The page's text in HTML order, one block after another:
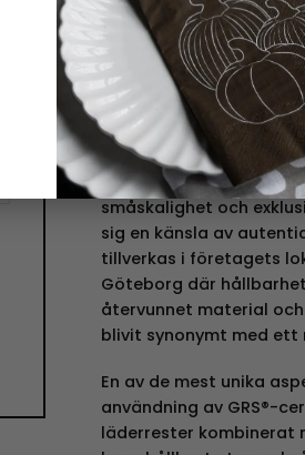
Material:
80%
Skötselråd:Rengöra
Mille W Nordisk
Mille W resa började
inredningsprodukter
skillnad från
småskalighet och
sig en känsla av
tillverkas i företagets
Göteborg där
återvunnet material
blivit synonymt med
En av de mest unika
användning av GRS®-
läderrester kombinerat